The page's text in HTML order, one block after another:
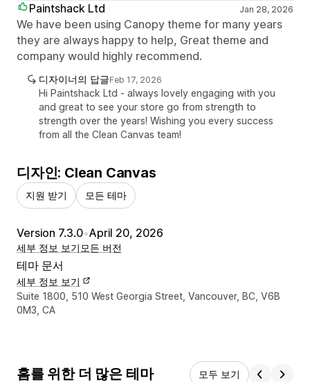
Paintshack Ltd Jan 28, 2026
We have been using Canopy theme for many years
they are always happy to help, Great theme and
company would highly recommend.
디자이너의 답글Feb 17, 2026
Hi Paintshack Ltd - always lovely engaging with you
and great to see your store go from strength to
strength over the years! Wishing you every success
from all the Clean Canvas team!
디자인: Clean Canvas
지원 받기 모든 테마
Version 7.3.0•April 20, 2026
세부 정보 보기 모든 버전
테마 문서
세부 정보 보기
디자이너 연락처 세부 정보
Suite 1800, 510 West Georgia Street, Vancouver, BC, V6B
0M3, CA
홈를 위한 더 많은 테마 모두 보기